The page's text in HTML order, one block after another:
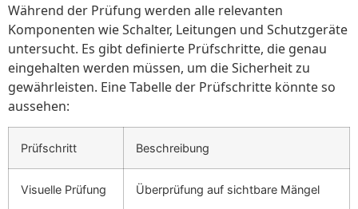
Während der Prüfung werden alle relevanten
Komponenten wie Schalter, Leitungen und Schutzgeräte
untersucht. Es gibt definierte Prüfschritte, die genau
eingehalten werden müssen, um die Sicherheit zu
gewährleisten. Eine Tabelle der Prüfschritte könnte so
aussehen:
Prüfschritt Beschreibung
Visuelle Prüfung Überprüfung auf sichtbare Mängel